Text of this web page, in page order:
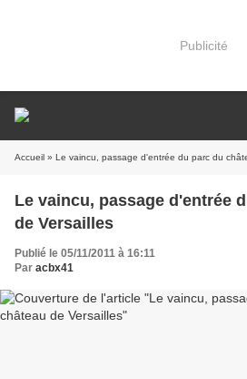
Publicité
Accueil » Le vaincu, passage d'entrée du parc du
Le vaincu, passage d'entrée
de Versailles
Publié le 05/11/2011 à 16:11
Par acbx41